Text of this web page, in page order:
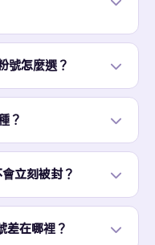
號怎麼選？
？
立刻被封？
差在哪裡？